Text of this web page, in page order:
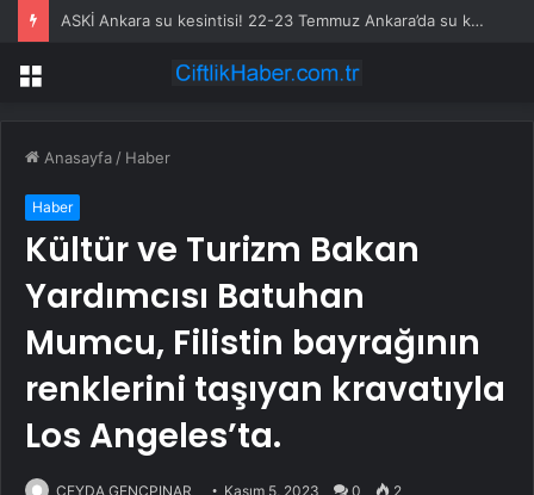
ASKİ Ankara su kesintisi! 22-23 Temmuz Ankara’da su kesintisi ne zaman bitecek, sular ne zaman gelecek?
Menü
Anasayfa / Haber
Haber
Kültür ve Turizm Bakan
Yardımcısı Batuhan
Mumcu, Filistin bayrağının
renklerini taşıyan kravatıyla
Los Angeles’ta.
CEYDA GENÇPINAR Kasım 5, 2023 0 2